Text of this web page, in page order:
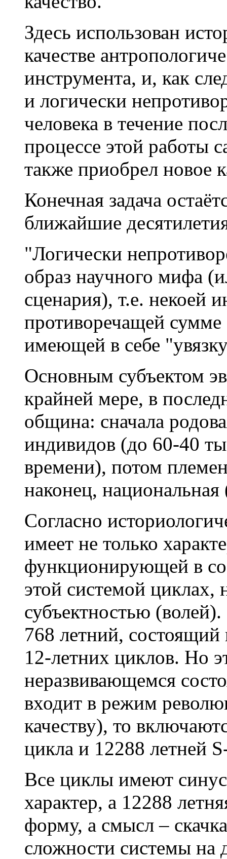
Здесь использован
качестве
инструмента, и, как
и логически
человека в течение
процессе этой работы
также приобрел новое
Конечная задача
ближайшие
"Логически
образ научного мифа
сценария), т.е. некоей
противоречащей сумме
имеющей в себе
Основным субъектом
крайней мере, в
община: сначала
индивидов (до 60-40
времени), потом
наконец,
Согласно
имеет не только
функционирующей в
этой системой циклах,
субъектностью
768 летний,
12-летних циклов. Но
неразвивающемся
входит в режим
качеству), то
цикла и 12288 летней
Все циклы имеют
характер, а 12288
форму, а смысл –
сложности системы на